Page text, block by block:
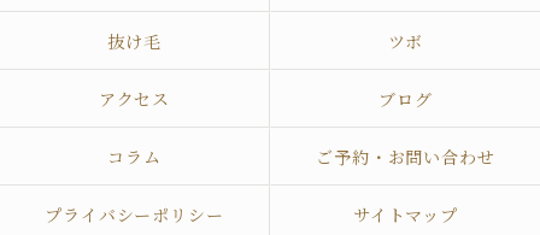
抜け毛 ツボ
アクセス ブログ
コラム ご予約・お問い合わせ
プライバシーポリシー サイトマップ